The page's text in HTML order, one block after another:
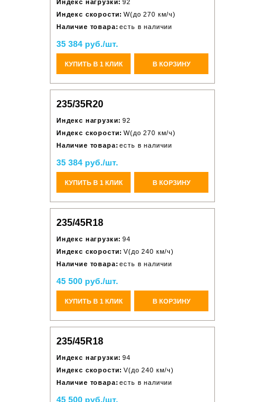
Индекс нагрузки: 92
Индекс скорости: W(до 270 км/ч)
Наличие товара: есть в наличии
35 384 руб./шт.
КУПИТЬ В 1 КЛИК В КОРЗИНУ
235/35R20
Индекс нагрузки: 92
Индекс скорости: W(до 270 км/ч)
Наличие товара: есть в наличии
35 384 руб./шт.
КУПИТЬ В 1 КЛИК В КОРЗИНУ
235/45R18
Индекс нагрузки: 94
Индекс скорости: V(до 240 км/ч)
Наличие товара: есть в наличии
45 500 руб./шт.
КУПИТЬ В 1 КЛИК В КОРЗИНУ
235/45R18
Индекс нагрузки: 94
Индекс скорости: V(до 240 км/ч)
Наличие товара: есть в наличии
45 500 руб./шт.